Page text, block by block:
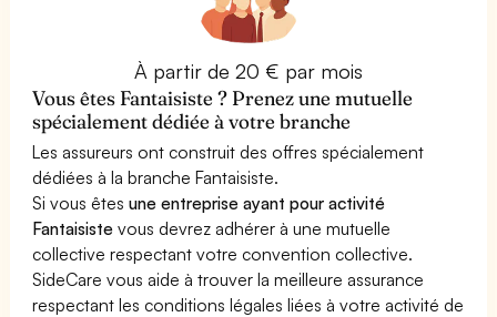
À partir de 20 € par mois
Vous êtes Fantaisiste ? Prenez une mutuelle
spécialement dédiée à votre branche
Les assureurs ont construit des offres spécialement
dédiées à la branche Fantaisiste.
Si vous êtesune entreprise ayant pour activité
Fantaisiste vous devrez adhérer à une mutuelle
collective respectant votre convention collective.
SideCare vous aide à trouver la meilleure assurance
respectant les conditions légales liées à votre activité de